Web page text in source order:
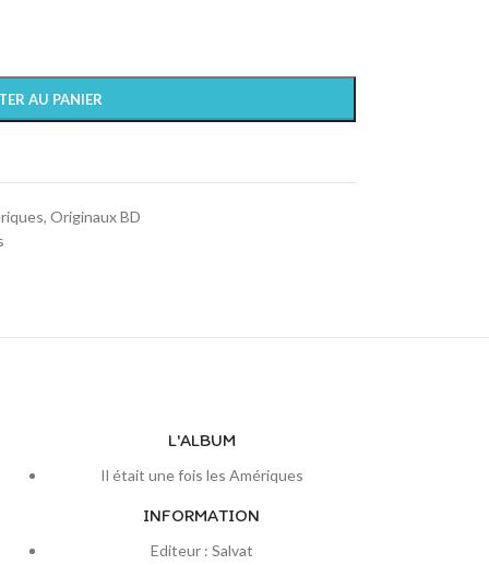
AU PANIER
, Originaux BD
L'ALBUM
Il était une fois les Amériques
INFORMATION
Editeur : Salvat